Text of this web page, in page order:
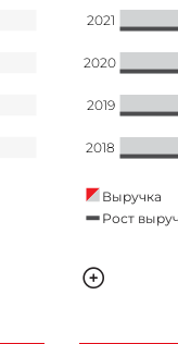
2018
2019
2020
2021
Выручка
Рост